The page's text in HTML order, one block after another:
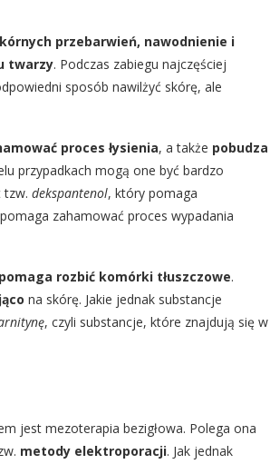
przebarwień, nawodnienie i
twarzy. Podczas zabiegu najczęściej
sposób nawilżyć skórę, ale
proces łysienia, a także pobudza
przypadkach mogą one być bardzo
tzw. dekspantenol, który pomaga
zahamować proces wypadania
pomaga rozbić komórki tłuszczowe.
na skórę. Jakie jednak substancje
, czyli substancje, które znajdują się w
jest mezoterapia bezigłowa. Polega ona
metody elektroporacji. Jak jednak